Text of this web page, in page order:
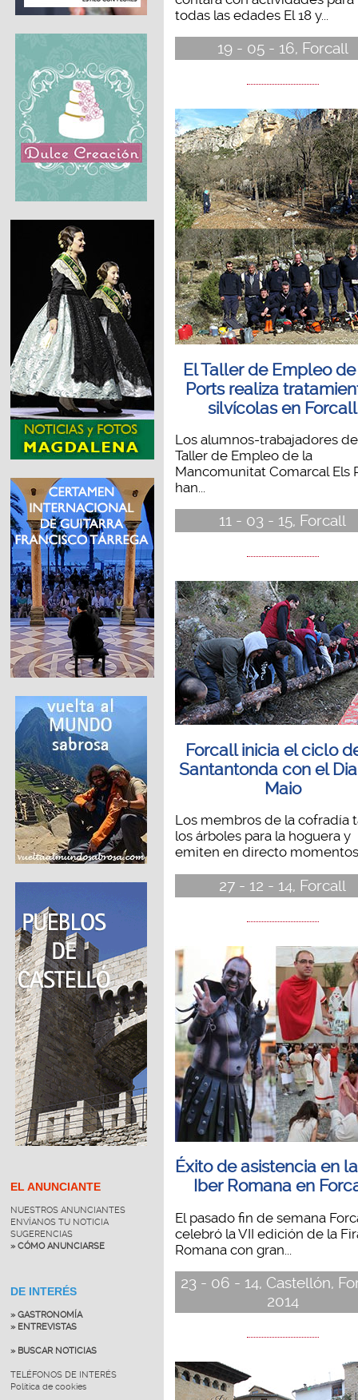
EL ANUNCIANTE
NUESTROS ANUNCIANTES
ENVÍANOS TU NOTICIA
SUGERENCIAS
» CÓMO ANUNCIARSE
DE INTERÉS
» GASTRONOMÍA
» ENTREVISTAS
» BUSCAR NOTICIAS
TELÉFONOS DE INTERÉS
Política de cookies
todas las edades El 18 y...
19 - 05 - 16, Forcall
El Taller de Empleo
Ports realiza
silvícolas en Forcall
Los alumnos-trabajadores
Taller de Empleo de la
Mancomunitat Comarcal Els
han...
11 - 03 - 15, Forcall
Forcall inicia el ciclo
Santantonda con el
Maio
Los membros de la cofradía
los árboles para la hoguera y
emiten en directo
27 - 12 - 14, Forcall
Éxito de asistencia en
Iber Romana en
El pasado fin de semana
celebró la VII edición de la
Romana con gran...
23 - 06 - 14, Castellón,
2014